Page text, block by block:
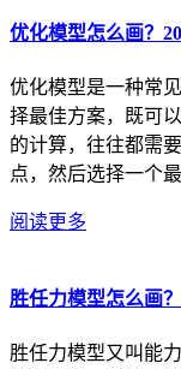
优化模型怎么画？
优化模型是一种常
择最佳方案，既可
的计算，往往都需
点，然后选择一个
阅读更多
胜任力模型怎么画
胜任力模型又叫能